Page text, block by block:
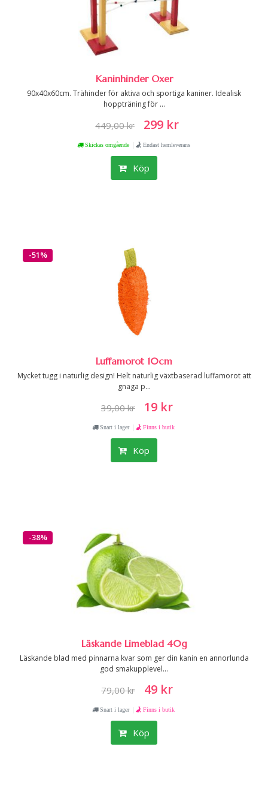
Kaninhinder Oxer
90x40x60cm. Trähinder för aktiva och sportiga kaniner. Idealisk
hoppträning för ...
449,00 kr 299 kr
Skickas omgående | Endast hemleverans
Köp
-51%
Luffamorot 10cm
Mycket tugg i naturlig design! Helt naturlig växtbaserad luffamorot att
gnaga p...
39,00 kr 19 kr
Snart i lager | Finns i butik
Köp
-38%
Läskande Limeblad 40g
Läskande blad med pinnarna kvar som ger din kanin en annorlunda
god smakupplevel...
79,00 kr 49 kr
Snart i lager | Finns i butik
Köp